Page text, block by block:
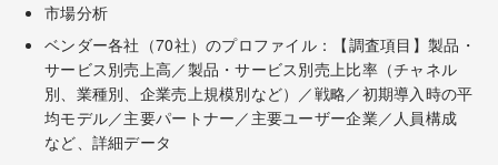
市場分析
ベンダー各社（70社）のプロファイル：【調査項目】製品・
サービス別売上高／製品・サービス別売上比率（チャネル
別、業種別、企業売上規模別など）／戦略／初期導入時の平
均モデル／主要パートナー／主要ユーザー企業／人員構成
など、詳細データ